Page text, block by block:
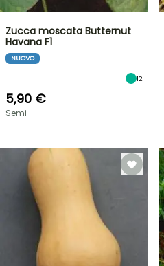
Zucca moscata Butternut
Havana F1
NUOVO
12
5,90 €
Semi